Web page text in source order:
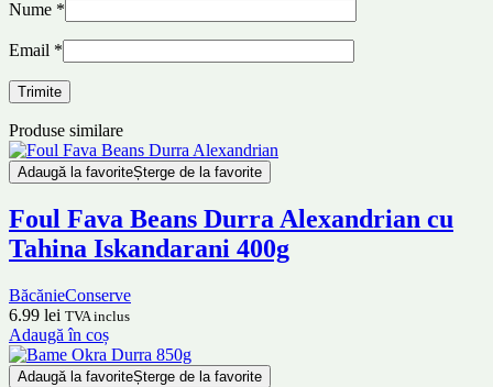
Nume *
Email *
Produse similare
Adaugă la favoriteȘterge de la favorite
Foul Fava Beans Durra Alexandrian cu
Tahina Iskandarani 400g
BăcănieConserve
6.99 lei TVA inclus
Adaugă în coș
Adaugă la favoriteȘterge de la favorite